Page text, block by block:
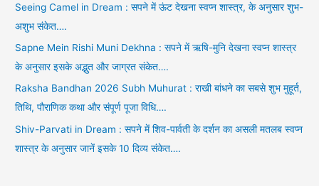
Seeing Camel in Dream : सपने में ऊंट देखना स्वप्न शास्त्र, के अनुसार शुभ-
अशुभ संकेत….
Sapne Mein Rishi Muni Dekhna : सपने में ऋषि-मुनि देखना स्वप्न शास्त्र
के अनुसार इसके अद्भुत और जाग्रत संकेत….
Raksha Bandhan 2026 Subh Muhurat : राखी बांधने का सबसे शुभ मुहूर्त,
तिथि, पौराणिक कथा और संपूर्ण पूजा विधि….
Shiv-Parvati in Dream : सपने में शिव-पार्वती के दर्शन का असली मतलब स्वप्न
शास्त्र के अनुसार जानें इसके 10 दिव्य संकेत….